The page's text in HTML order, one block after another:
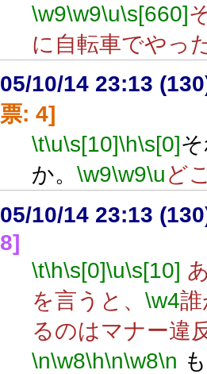
\w9\w9\u\s[660]
に自転車でやっ
05/10/14 23:13
票: 4]
\t\u\s[10]\h\s[0]
か。 \w9\w9\uど
05/10/14 23:13
8]
\t\h\s[0]\u\s[10]
を言うと、 \w4
るのはマナー違
\n\w8\h\n\w8\n